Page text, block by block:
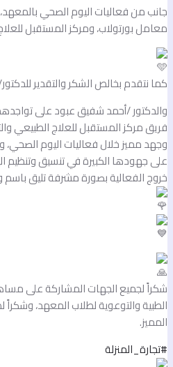
من فعاليات اليوم الصحي بالمعهد،
بورتولاب، ومركز المستقبل
نتقدم بخالص الشكر والتقدير
/أحمد شفيق عبود على
مركز المستقبل للعلاج الطبيعي
مميز خلال فعاليات اليوم الصحي،
جهودها الكبيرة في تنسيق وتنظيم
الفعالية بصورة مشرفة تليق باسم
لجميع الجهات المشاركة على
والتوعوية لطلاب المعهد، وشكراً